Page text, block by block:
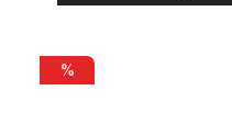
Sacoche vélo route pneu
%